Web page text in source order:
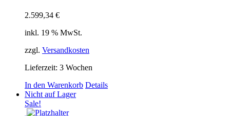
2.599,34 €
inkl. 19 % MwSt.
zzgl. Versandkosten
Lieferzeit: 3 Wochen
In den Warenkorb Details
Nicht auf Lager
Sale!